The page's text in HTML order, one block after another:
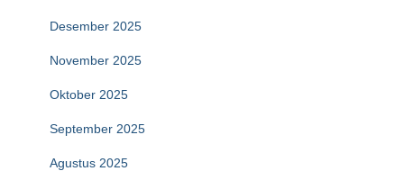
Desember 2025
November 2025
Oktober 2025
September 2025
Agustus 2025